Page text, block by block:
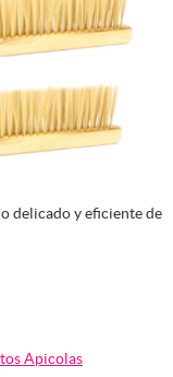
delicado y eficiente de
Apicolas